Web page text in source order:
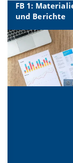
FB 1:
und Berichte